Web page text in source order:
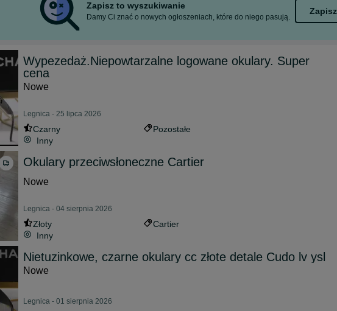
Zapisz to wyszukiwanie
Damy Ci znać o nowych ogłoszeniach, które do niego pasują.
Zapisz
Wypezedaż.Niepowtarzalne logowane okulary. Super
cena
Nowe
Legnica - 25 lipca 2026
Czarny
Pozostałe
Inny
Okulary przeciwsłoneczne Cartier
Nowe
Legnica - 04 sierpnia 2026
Złoty
Cartier
Inny
Nietuzinkowe, czarne okulary cc złote detale Cudo lv ysl
Nowe
Legnica - 01 sierpnia 2026